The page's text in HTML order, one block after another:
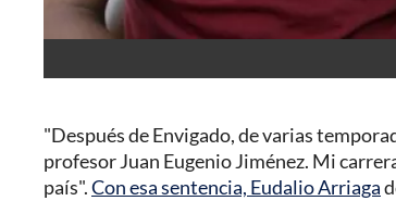
"Después de Envigado, de varias
profesor Juan Eugenio Jiménez. Mi
país".Con esa sentencia, Eudalio Arriaga